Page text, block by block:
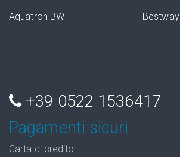
Aquatron BWT Bestway
+39 0522 1536417
Pagamenti sicuri
Carta di credito